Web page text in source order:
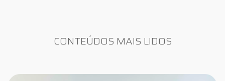
CONTEÚDOS MAIS LIDOS